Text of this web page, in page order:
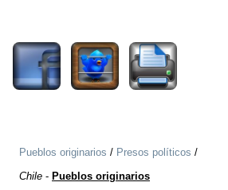
Pueblos originarios / Presos políticos /
Chile - Pueblos originarios